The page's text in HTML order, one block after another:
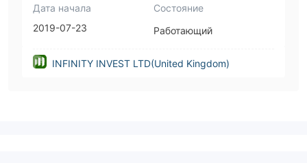
Дата начала
2019-07-23
Состояние
Работающий
INFINITY INVEST LTD(United Kingdom)